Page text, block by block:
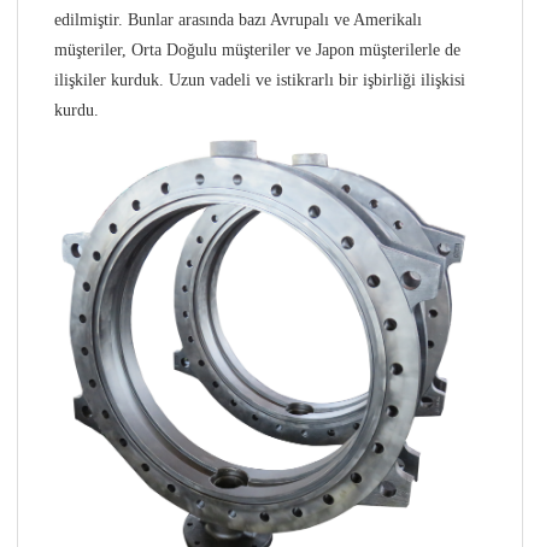
edilmiştir. Bunlar arasında bazı Avrupalı ​​ve Amerikalı
müşteriler, Orta Doğulu müşteriler ve Japon müşterilerle de
ilişkiler kurduk. Uzun vadeli ve istikrarlı bir işbirliği ilişkisi
kurdu.